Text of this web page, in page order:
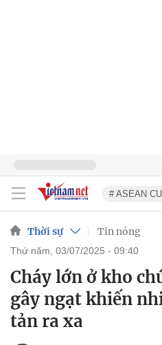
# ASEAN
Thời sự Tin nóng
thứ năm, 03/07/2025 - 09:40
Cháy lớn ở kho
gây ngạt khiến
tản ra xa